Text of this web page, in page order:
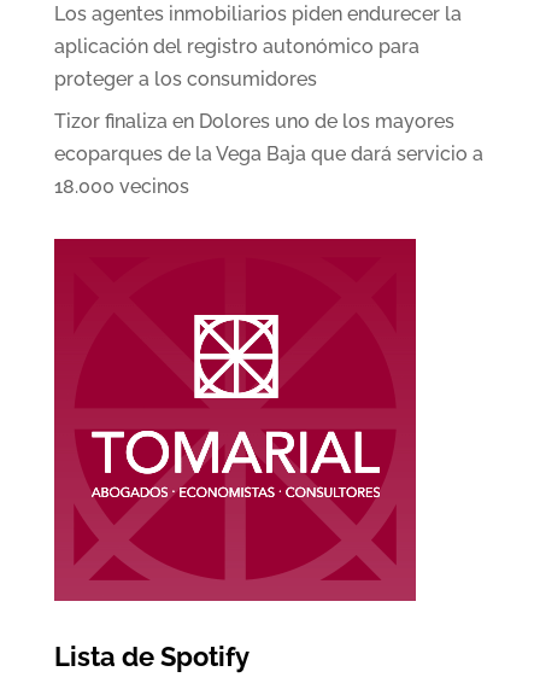
Los agentes inmobiliarios piden endurecer la
aplicación del registro autonómico para
proteger a los consumidores
Tizor finaliza en Dolores uno de los mayores
ecoparques de la Vega Baja que dará servicio a
18.000 vecinos
Lista de Spotify